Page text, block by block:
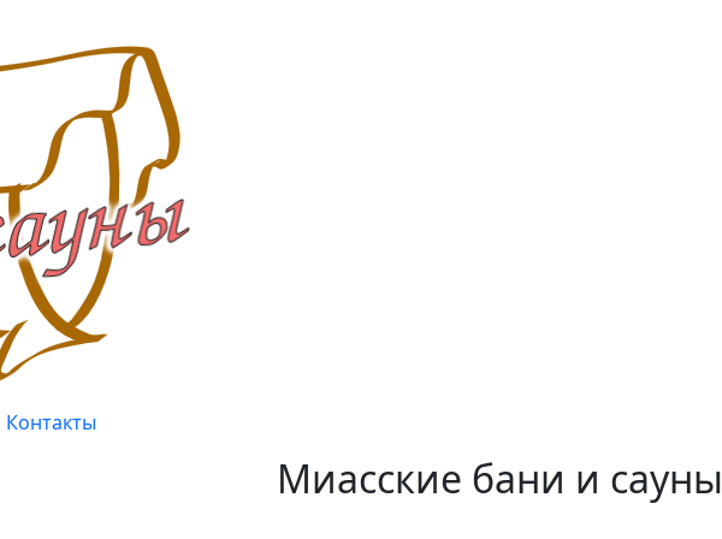
Контакты
Миасские бани и сауны